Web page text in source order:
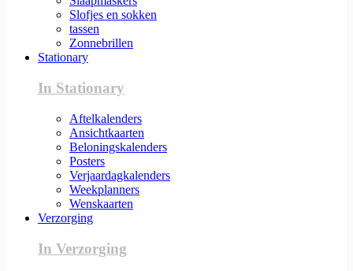
Slofjes en sokken
tassen
Zonnebrillen
Stationary
In Stationary
Aftelkalenders
Ansichtkaarten
Beloningskalenders
Posters
Verjaardagkalenders
Weekplanners
Wenskaarten
Verzorging
In Verzorging